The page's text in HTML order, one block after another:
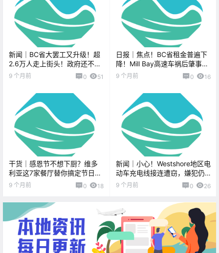
新闻｜BC省大罢工又升级！超
2.6万人走上街头！政府还不松
口！维多利亚马拉松本周末开
9 个月前 0 51
日报｜焦点！BC省租金普遍下
降！Mill Bay高速车祸后肇事车
辆逃逸！
9 个月前 0 16
干货｜感恩节不想下厨？维多
利亚这7家餐厅替你搞定节日大
餐！
9 个月前 0 18
新闻｜小心！Westshore地区电
动车充电线接连遭窃，嫌犯仍
未落网！国家玩具博物馆重返
9 个月前 0 26